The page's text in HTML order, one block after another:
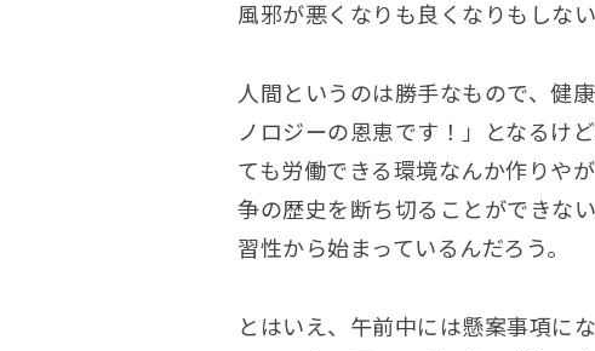
風邪が悪くなりも良くなりもしな
人間というのは勝手なもので、健
ノロジーの恩恵です！」となるけ
ても労働できる環境なんか作りや
争の歴史を断ち切ることができな
習性から始まっているんだろう。
とはいえ、午前中には懸案事項に